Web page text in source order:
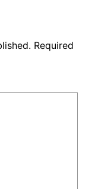
Required